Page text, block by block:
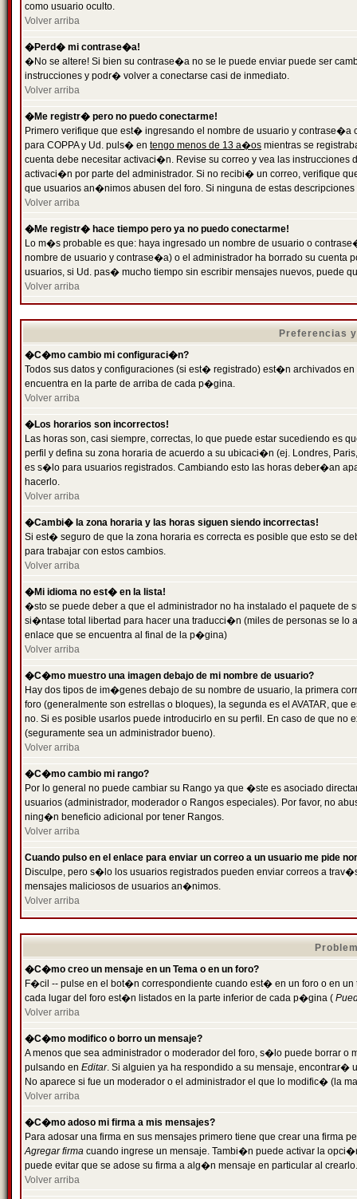
como usuario oculto.
Volver arriba
�Perd� mi contrase�a!
�No se altere! Si bien su contrase�a no se le puede enviar puede ser
instrucciones y podr� volver a conectarse casi de inmediato.
Volver arriba
�Me registr� pero no puedo conectarme!
Primero verifique que est� ingresando el nombre de usuario y
para COPPA y Ud. puls� en tengo menos de 13 a�os mientras se
cuenta debe necesitar activaci�n. Revise su correo y vea las
activaci�n por parte del administrador. Si no recibi� un correo, verifique
que usuarios an�nimos abusen del foro. Si ninguna de estas
Volver arriba
�Me registr� hace tiempo pero ya no puedo conectarme!
Lo m�s probable es que: haya ingresado un nombre de usuario o
nombre de usuario y contrase�a) o el administrador ha borrado su
usuarios, si Ud. pas� mucho tiempo sin escribir mensajes nuevos, puede
Volver arriba
Preferencias
�C�mo cambio mi configuraci�n?
Todos sus datos y configuraciones (si est� registrado) est�n archivados
encuentra en la parte de arriba de cada p�gina.
Volver arriba
�Los horarios son incorrectos!
Las horas son, casi siempre, correctas, lo que puede estar sucediendo es
perfil y defina su zona horaria de acuerdo a su ubicaci�n (ej. Londres,
es s�lo para usuarios registrados. Cambiando esto las horas deber�an
hacerlo.
Volver arriba
�Cambi� la zona horaria y las horas siguen siendo incorrectas!
Si est� seguro de que la zona horaria es correcta es posible que esto se
para trabajar con estos cambios.
Volver arriba
�Mi idioma no est� en la lista!
�sto se puede deber a que el administrador no ha instalado el paquete
si�ntase total libertad para hacer una traducci�n (miles de personas se
enlace que se encuentra al final de la p�gina)
Volver arriba
�C�mo muestro una imagen debajo de mi nombre de usuario?
Hay dos tipos de im�genes debajo de su nombre de usuario, la primera
foro (generalmente son estrellas o bloques), la segunda es el AVATAR,
no. Si es posible usarlos puede introducirlo en su perfil. En caso de que
(seguramente sea un administrador bueno).
Volver arriba
�C�mo cambio mi rango?
Por lo general no puede cambiar su Rango ya que �ste es asociado
usuarios (administrador, moderador o Rangos especiales). Por favor, no
ning�n beneficio adicional por tener Rangos.
Volver arriba
Cuando pulso en el enlace para enviar un correo a un usuario me pide
Disculpe, pero s�lo los usuarios registrados pueden enviar correos a
mensajes maliciosos de usuarios an�nimos.
Volver arriba
�C�mo creo un mensaje en un Tema o en un foro?
F�cil -- pulse en el bot�n correspondiente cuando est� en un foro o en
cada lugar del foro est�n listados en la parte inferior de cada p�gina (
Volver arriba
�C�mo modifico o borro un mensaje?
A menos que sea administrador o moderador del foro, s�lo puede borrar o
pulsando en Editar. Si alguien ya ha respondido a su mensaje, encontrar�
No aparece si fue un moderador o el administrador el que lo modific� (la
Volver arriba
�C�mo adoso mi firma a mis mensajes?
Para adosar una firma en sus mensajes primero tiene que crear una firma
Agregar firma cuando ingrese un mensaje. Tambi�n puede activar la
puede evitar que se adose su firma a alg�n mensaje en particular al crearlo.
Volver arriba